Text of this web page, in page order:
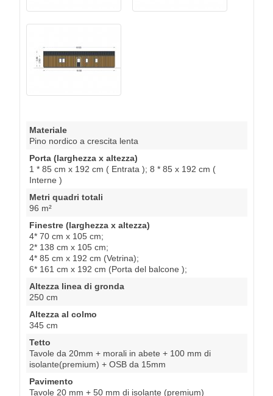
Materiale
Pino nordico a crescita lenta
Porta (larghezza x altezza)
1 * 85 cm x 192 cm ( Entrata ); 8 * 85 x 192 cm (
Interne )
Metri quadri totali
96 m²
Finestre (larghezza x altezza)
4* 70 cm x 105 cm;
2* 138 cm x 105 cm;
4* 85 cm x 192 cm (Vetrina);
6* 161 cm x 192 cm (Porta del balcone );
Altezza linea di gronda
250 cm
Altezza al colmo
345 cm
Tetto
Tavole da 20mm + morali in abete + 100 mm di
isolante(premium) + OSB da 15mm
Pavimento
Tavole 20 mm + 50 mm di isolante (premium)